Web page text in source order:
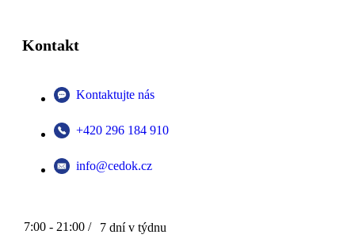
Kontakt
Kontaktujte nás
+420 296 184 910
info@cedok.cz
7:00 - 21:00 / 7 dní v týdnu